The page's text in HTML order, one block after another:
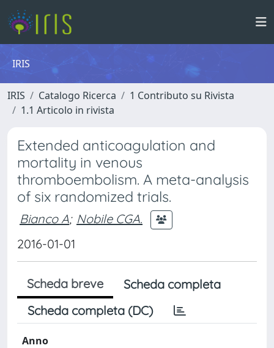
IRIS
IRIS Catalogo Ricerca
1 Contributo su Rivista
1.1 Articolo in rivista
Extended anticoagulation and
mortality in venous
thromboembolism. A meta-analysis
of six randomized trials.
Bianco A; Nobile CGA.
2016-01-01
Scheda breve
Scheda completa
Scheda completa (DC)
Anno